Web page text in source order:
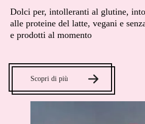
Dolci per, intolleranti al glutine,
alle proteine del latte, vegani e
e prodotti al momento
Scopri di più